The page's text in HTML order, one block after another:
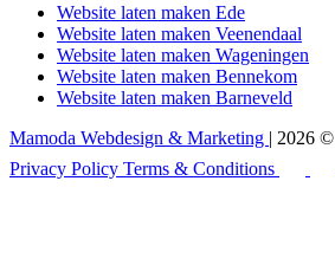
Website laten maken Ede
Website laten maken Veenendaal
Website laten maken Wageningen
Website laten maken Bennekom
Website laten maken Barneveld
Mamoda Webdesign & Marketing | 2026 ©
Privacy Policy Terms & Conditions